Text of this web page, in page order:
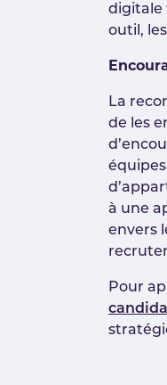
digitale
outil,
La
de les
à une
envers
Pour